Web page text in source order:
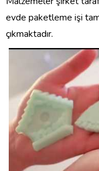
evde paketleme işi
çıkmaktadır.